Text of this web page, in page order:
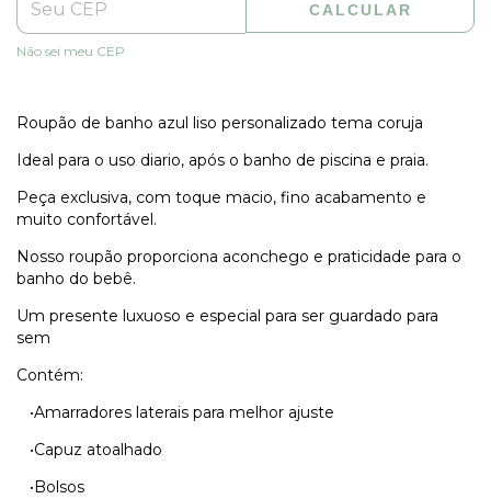
CALCULAR
Não sei meu CEP
Roupão de banho azul liso personalizado tema coruja
Ideal para o uso diario, após o banho de piscina e praia.
Peça exclusiva, com toque macio, fino acabamento e
muito confortável.
Nosso roupão proporciona aconchego e praticidade para o
banho do bebê.
Um presente luxuoso e especial para ser guardado para
sem
Contém:
•Amarradores laterais para melhor ajuste
•Capuz atoalhado
•Bolsos